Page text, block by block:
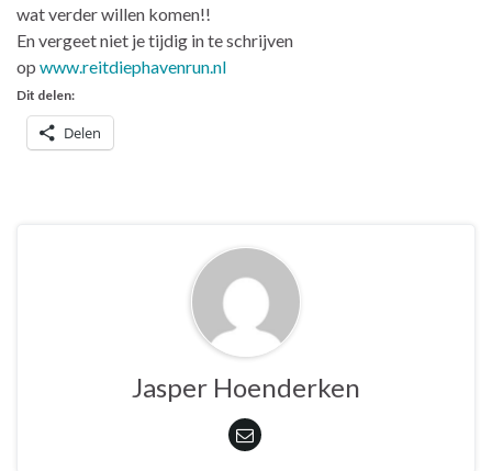
wat verder willen komen!!
En vergeet niet je tijdig in te schrijven
op www.reitdiephavenrun.nl
Dit delen:
Delen
Jasper Hoenderken